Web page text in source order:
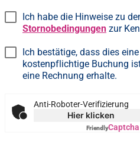
Ich habe die Hinweise zu
Stornobedingungen zur
Ich bestätige, dass dies
kostenpflichtige Buchung
eine Rechnung erhalte.
Anti-Roboter-Verifizierung
Hier klicken
Friendly